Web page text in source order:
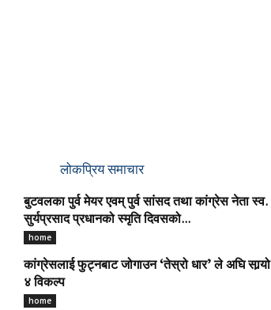
लोकप्रिय समाचार
बुटवलका पुर्व मेयर एवम् पुर्व सांसद तथा कांग्रेस नेता स्व.
सुर्यप्रसाद प्रधानको स्मृति दिवसको...
home
कांग्रेसलाई फुट्नबाट जोगाउन ‘तेस्रो धार’ ले अघि सार्‍यो
४ विकल्प
home